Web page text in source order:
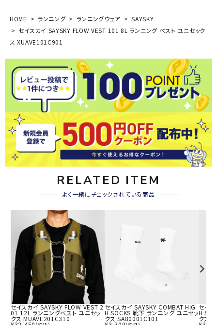
HOME ランニング ランニングウェア
SAYSKY
セイスカイ SAYSKY FLOW VEST 101 8L ランニング ベスト ユニセック
ス XUAVE101C901
RELATED ITEM
よく一緒にチェックされている商品
セイスカイ SAYSKY FLOW VEST 2
01 12L ランニングベスト ユニセッ
クス MUAVE201C310
セイスカイ SAYSKY COMBAT HIG
H SOCKS 靴下 ランニング ユニセッ
クス SA80001C101
セイ
H
クス